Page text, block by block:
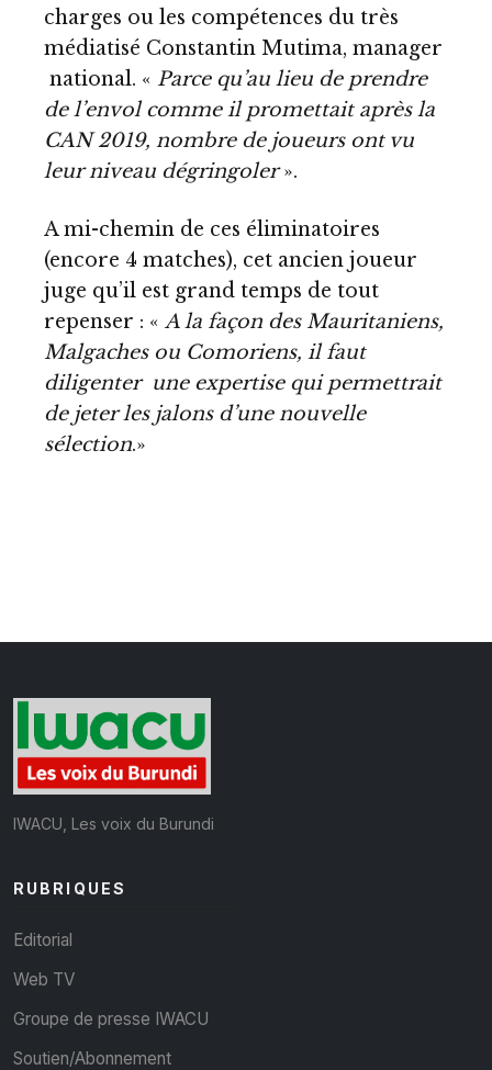
charges ou les compétences du très
médiatisé Constantin Mutima, manager
national. « Parce qu’au lieu de prendre
de l’envol comme il promettait après la
CAN 2019, nombre de joueurs ont vu
leur niveau dégringoler».
A mi-chemin de ces éliminatoires
(encore 4 matches), cet ancien joueur
juge qu’il est grand temps de tout
repenser : « A la façon des Mauritaniens,
Malgaches ou Comoriens, il faut
diligenter une expertise qui permettrait
de jeter les jalons d’une nouvelle
sélection.»
IWACU, Les voix du Burundi
RUBRIQUES
Editorial
Web TV
Groupe de presse IWACU
Soutien/Abonnement